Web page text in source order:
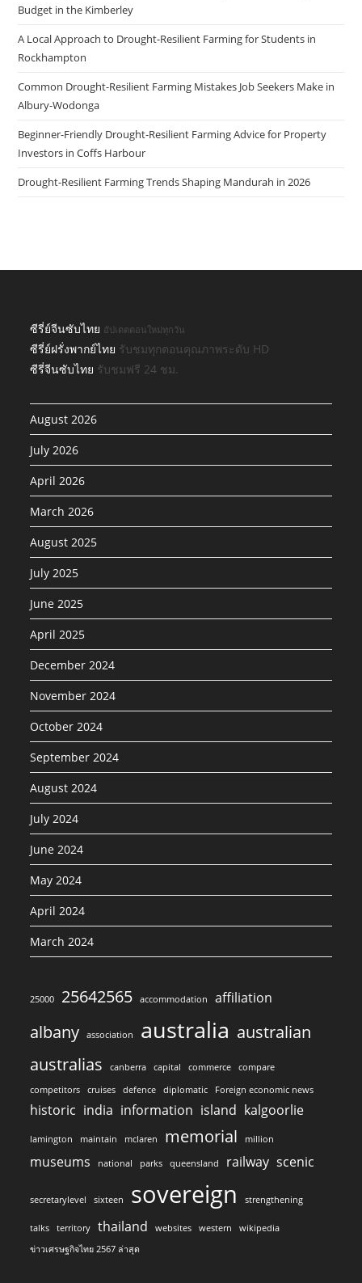
Budget in the Kimberley
A Local Approach to Drought-Resilient Farming for Students in
Rockhampton
Common Drought-Resilient Farming Mistakes Job Seekers Make in
Albury-Wodonga
Beginner-Friendly Drought-Resilient Farming Advice for Property
Investors in Coffs Harbour
Drought-Resilient Farming Trends Shaping Mandurah in 2026
ซีรี่ย์จีนซับไทย อัปเดตตอนใหม่ทุกวัน
ซีรี่ย์ฝรั่งพากย์ไทย รับชมทุกตอนคุณภาพระดับ HD
ซีรี่จีนซับไทย รับชมฟรี 24 ชม.
August 2026
July 2026
April 2026
March 2026
August 2025
July 2025
June 2025
April 2025
December 2024
November 2024
October 2024
September 2024
August 2024
July 2024
June 2024
May 2024
April 2024
March 2024
25000 25642565 accommodation affiliation
albany association australia australian
australias
canberra capital commerce
compare
competitors
cruises defence diplomatic Foreign economic news
historic india information island kalgoorlie
lamington maintain mclaren memorial million
museums national parks queensland railway scenic
secretarylevel sixteen sovereign strengthening
talks territory thailand websites western
wikipedia
ข่าวเศรษฐกิจไทย 2567 ล่าสุด